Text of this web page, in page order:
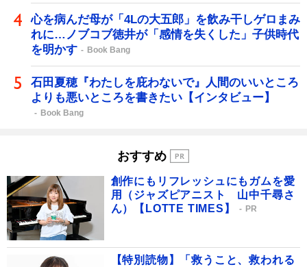
心を病んだ母が「4Lの大五郎」を飲み干しゲロまみ
れに…ノブコブ徳井が「感情を失くした」子供時代
を明かす
Book Bang
石田夏穂『わたしを庇わないで』人間のいいところ
よりも悪いところを書きたい【インタビュー】
Book Bang
おすすめ
創作にもリフレッシュにもガムを愛
用（ジャズピアニスト 山中千尋さ
ん）【LOTTE TIMES】
PR
【特別読物】「救うこと、救われる